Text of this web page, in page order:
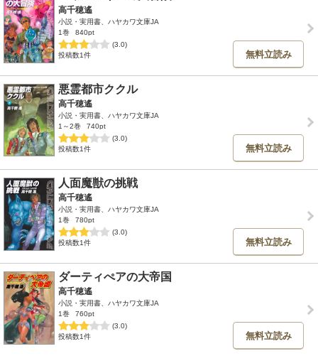
高千穂遙
小説・実用書、ハヤカワ文庫JA
1巻
840pt
(3.0)
投稿数1件
無料立読み
悪霊都市ククル
高千穂遙
小説・実用書、ハヤカワ文庫JA
1～2巻
740pt
(3.0)
投稿数1件
無料立読み
人面魔獣の挑戦
高千穂遙
小説・実用書、ハヤカワ文庫JA
1巻
780pt
(3.0)
投稿数1件
無料立読み
ダーティぺアの大帝国
高千穂遙
小説・実用書、ハヤカワ文庫JA
1巻
760pt
(3.0)
投稿数1件
無料立読み